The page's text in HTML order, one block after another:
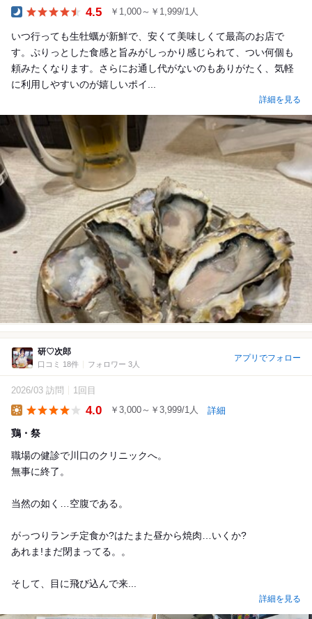
4.5 ￥1,000～￥1,999/1人
いつ行っても生牡蠣が新鮮で、安くて美味しくて最高のお店で
す。ぷりっとした食感と旨みがしっかり感じられて、つい何個も
頼みたくなります。さらにお通し代がないのもありがたく、気軽
に利用しやすいのが嬉しいポイ...
詳細を見る
研♡次郎
口コミ 18件 フォロワー 3人
アプリでフォロー
2026/03 訪問 1回目
4.0 ￥3,000～￥3,999/1人 詳細
鶏・祭
職場の健診で川口のクリニックへ。
無事に終了。
当然の如く…空腹である。
がっつりランチ定食か?はたまた昼から焼肉…いくか?
あれま!まだ閉まってる。。
そして、目に飛び込んで来...
詳細を見る